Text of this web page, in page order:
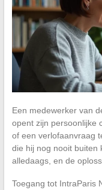
Een medewerker van
opent zijn persoonlijke
of een verlofaanvraag
die hij nog nooit buiten
alledaags, en de
Toegang tot IntraParis